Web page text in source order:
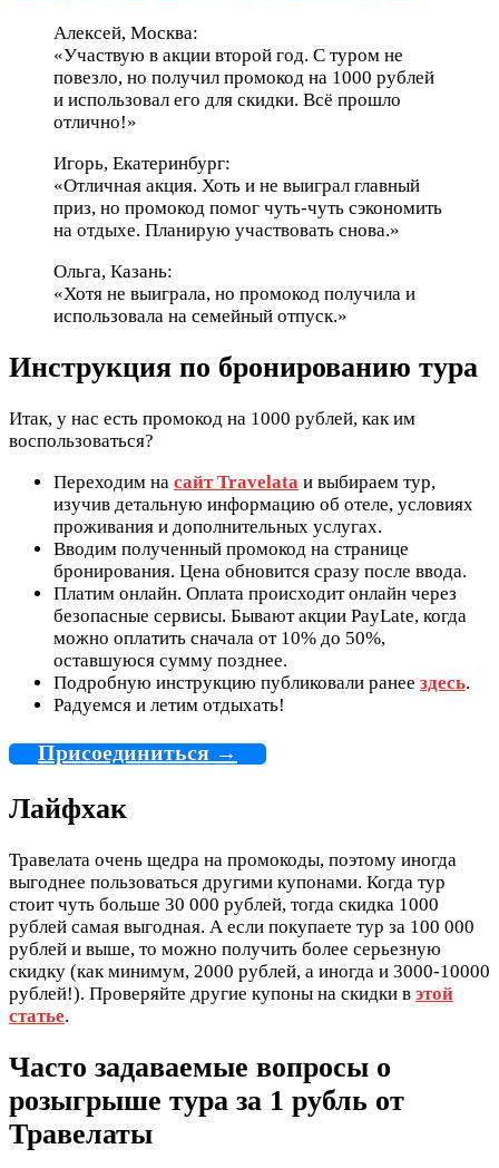
Алексей, Москва:
«Участвую в акции второй год. С туром не
повезло, но получил промокод на 1000 рублей
и использовал его для скидки. Всё прошло
отлично!»
Игорь, Екатеринбург:
«Отличная акция. Хоть и не выиграл главный
приз, но промокод помог чуть-чуть сэкономить
на отдыхе. Планирую участвовать снова.»
Ольга, Казань:
«Хотя не выиграла, но промокод получила и
использовала на семейный отпуск.»
Инструкция по бронированию тура
Итак, у нас есть промокод на 1000 рублей, как им
воспользоваться?
Переходим на сайт Travelata и выбираем тур,
изучив детальную информацию об отеле, условиях
проживания и дополнительных услугах.
Вводим полученный промокод на странице
бронирования. Цена обновится сразу после ввода.
Платим онлайн. Оплата происходит онлайн через
безопасные сервисы. Бывают акции PayLate, когда
можно оплатить сначала от 10% до 50%,
оставшуюся сумму позднее.
Подробную инструкцию публиковали ранее здесь.
Радуемся и летим отдыхать!
Присоединиться →
Лайфхак
Травелата очень щедра на промокоды, поэтому иногда
выгоднее пользоваться другими купонами. Когда тур
стоит чуть больше 30 000 рублей, тогда скидка 1000
рублей самая выгодная. А если покупаете тур за 100 000
рублей и выше, то можно получить более серьезную
скидку (как минимум, 2000 рублей, а иногда и 3000-10000
рублей!). Проверяйте другие купоны на скидки в этой
статье.
Часто задаваемые вопросы о
розыгрыше тура за 1 рубль от
Травелаты